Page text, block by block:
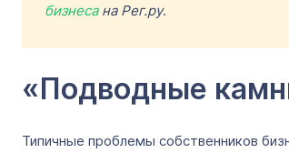
бизнесана Рег.ру.
«Подводные
Типичные проблемы собственников